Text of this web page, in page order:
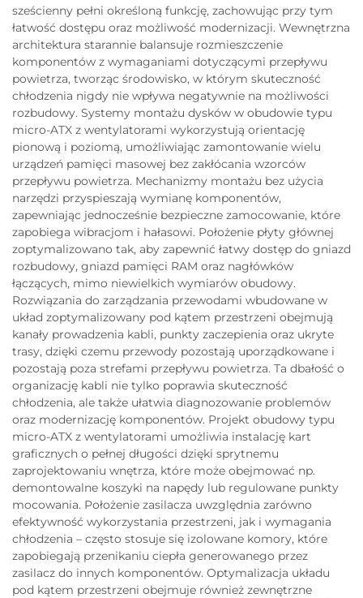
sześcienny pełni określoną funkcję, zachowując przy tym
łatwość dostępu oraz możliwość modernizacji. Wewnętrzna
architektura starannie balansuje rozmieszczenie
komponentów z wymaganiami dotyczącymi przepływu
powietrza, tworząc środowisko, w którym skuteczność
chłodzenia nigdy nie wpływa negatywnie na możliwości
rozbudowy. Systemy montażu dysków w obudowie typu
micro-ATX z wentylatorami wykorzystują orientację
pionową i poziomą, umożliwiając zamontowanie wielu
urządzeń pamięci masowej bez zakłócania wzorców
przepływu powietrza. Mechanizmy montażu bez użycia
narzędzi przyspieszają wymianę komponentów,
zapewniając jednocześnie bezpieczne zamocowanie, które
zapobiega wibracjom i hałasowi. Położenie płyty głównej
zoptymalizowano tak, aby zapewnić łatwy dostęp do gniazd
rozbudowy, gniazd pamięci RAM oraz nagłówków
łączących, mimo niewielkich wymiarów obudowy.
Rozwiązania do zarządzania przewodami wbudowane w
układ zoptymalizowany pod kątem przestrzeni obejmują
kanały prowadzenia kabli, punkty zaczepienia oraz ukryte
trasy, dzięki czemu przewody pozostają uporządkowane i
pozostają poza strefami przepływu powietrza. Ta dbałość o
organizację kabli nie tylko poprawia skuteczność
chłodzenia, ale także ułatwia diagnozowanie problemów
oraz modernizację komponentów. Projekt obudowy typu
micro-ATX z wentylatorami umożliwia instalację kart
graficznych o pełnej długości dzięki sprytnemu
zaprojektowaniu wnętrza, które może obejmować np.
demontowalne koszyki na napędy lub regulowane punkty
mocowania. Położenie zasilacza uwzględnia zarówno
efektywność wykorzystania przestrzeni, jak i wymagania
chłodzenia – często stosuje się izolowane komory, które
zapobiegają przenikaniu ciepła generowanego przez
zasilacz do innych komponentów. Optymalizacja układu
pod kątem przestrzeni obejmuje również zewnętrzne